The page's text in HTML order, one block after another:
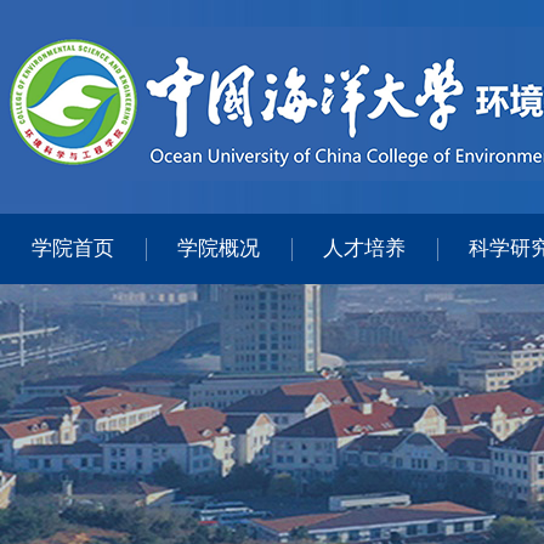
学院首页 学院概况 人才培养 科学研